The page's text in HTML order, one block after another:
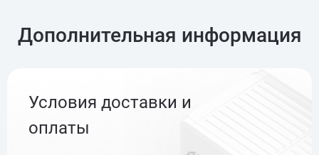
Дополнительная информация
Условия доставки и
оплаты